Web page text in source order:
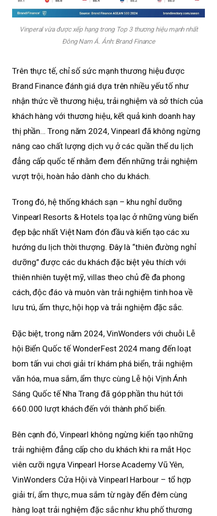
Vinperal vừa được xếp hạng trong Top 3 thương hiệu mạnh nhất
Đông Nam Á. Ảnh: Brand Finance
Trên thực tế, chỉ số sức mạnh thương hiệu được
Brand Finance đánh giá dựa trên nhiều yếu tố như
nhận thức về thương hiệu, trải nghiệm và sở thích của
khách hàng với thương hiệu, kết quả kinh doanh hay
thị phần… Trong năm 2024, Vinpearl đã không ngừng
nâng cao chất lượng dịch vụ ở các quần thể du lịch
đẳng cấp quốc tế nhằm đem đến những trải nghiệm
vượt trội, hoàn hảo dành cho du khách.
Trong đó, hệ thống khách sạn – khu nghỉ dưỡng
Vinpearl Resorts & Hotels tọa lạc ở những vùng biển
đẹp bậc nhất Việt Nam đón đầu và kiến tạo các xu
hướng du lịch thời thượng. Đây là “thiên đường nghỉ
dưỡng” được các du khách đặc biệt yêu thích với
thiên nhiên tuyệt mỹ, villas theo chủ đề đa phong
cách, độc đáo và muôn vàn trải nghiệm tinh hoa về
lưu trú, ẩm thực, hội họp và trải nghiệm đặc sắc.
Đặc biệt, trong năm 2024, VinWonders với chuỗi Lễ
hội Biển Quốc tế WonderFest 2024 mang đến loạt
bom tấn vui chơi giải trí khám phá biển, trải nghiệm
văn hóa, mua sắm, ẩm thực cùng Lễ hội Vịnh Ánh
Sáng Quốc tế Nha Trang đã góp phần thu hút tới
660.000 lượt khách đến với thành phố biển.
Bên cạnh đó, Vinpearl không ngừng kiến tạo những
trải nghiệm đẳng cấp cho du khách khi ra mắt Học
viên cưỡi ngựa Vinpearl Horse Academy Vũ Yên,
VinWonders Cửa Hội và Vinpearl Harbour – tổ hợp
giải trí, ẩm thực, mua sắm từ ngày đến đêm cùng
hàng loạt trải nghiệm đặc sắc như khu phố thương